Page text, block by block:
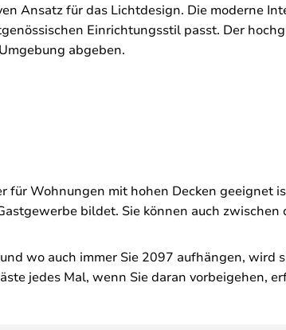
Ansatz für das Lichtdesign. Die moderne
Einrichtungsstil passt. Der
abgeben.
Wohnungen mit hohen Decken geeignet
bildet. Sie können auch
wo auch immer Sie 2097 aufhängen, wird
jedes Mal, wenn Sie daran vorbeigehen,